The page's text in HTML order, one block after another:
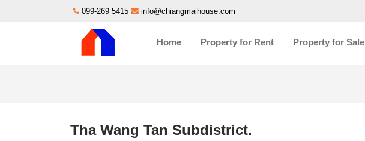
099-269 5415 info@chiangmaihouse.com
Home Property for Rent Property for Sale
Tha Wang Tan Subdistrict.